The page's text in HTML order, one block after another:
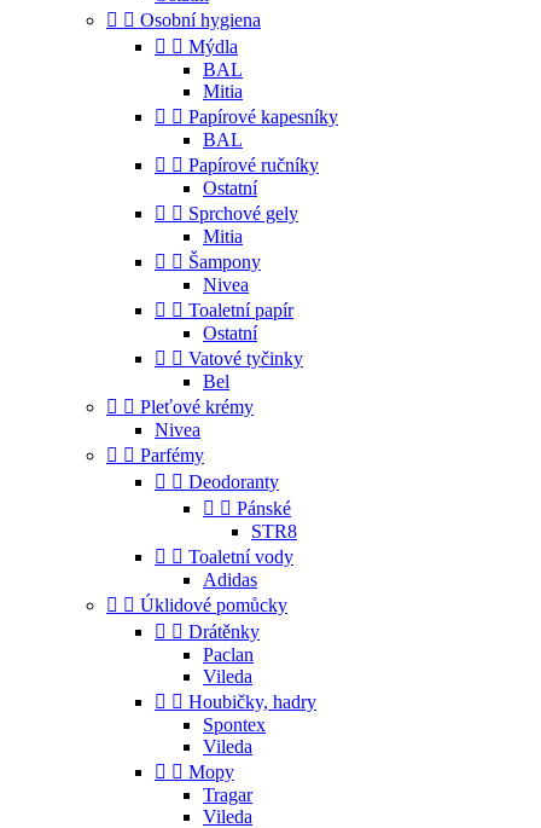
  Osobní hygiena
  Mýdla
BAL
Mitia
  Papírové kapesníky
BAL
  Papírové ručníky
Ostatní
  Sprchové gely
Mitia
  Šampony
Nivea
  Toaletní papír
Ostatní
  Vatové tyčinky
Bel
  Pleťové krémy
Nivea
  Parfémy
  Deodoranty
  Pánské
STR8
  Toaletní vody
Adidas
  Úklidové pomůcky
  Drátěnky
Paclan
Vileda
  Houbičky, hadry
Spontex
Vileda
  Mopy
Tragar
Vileda